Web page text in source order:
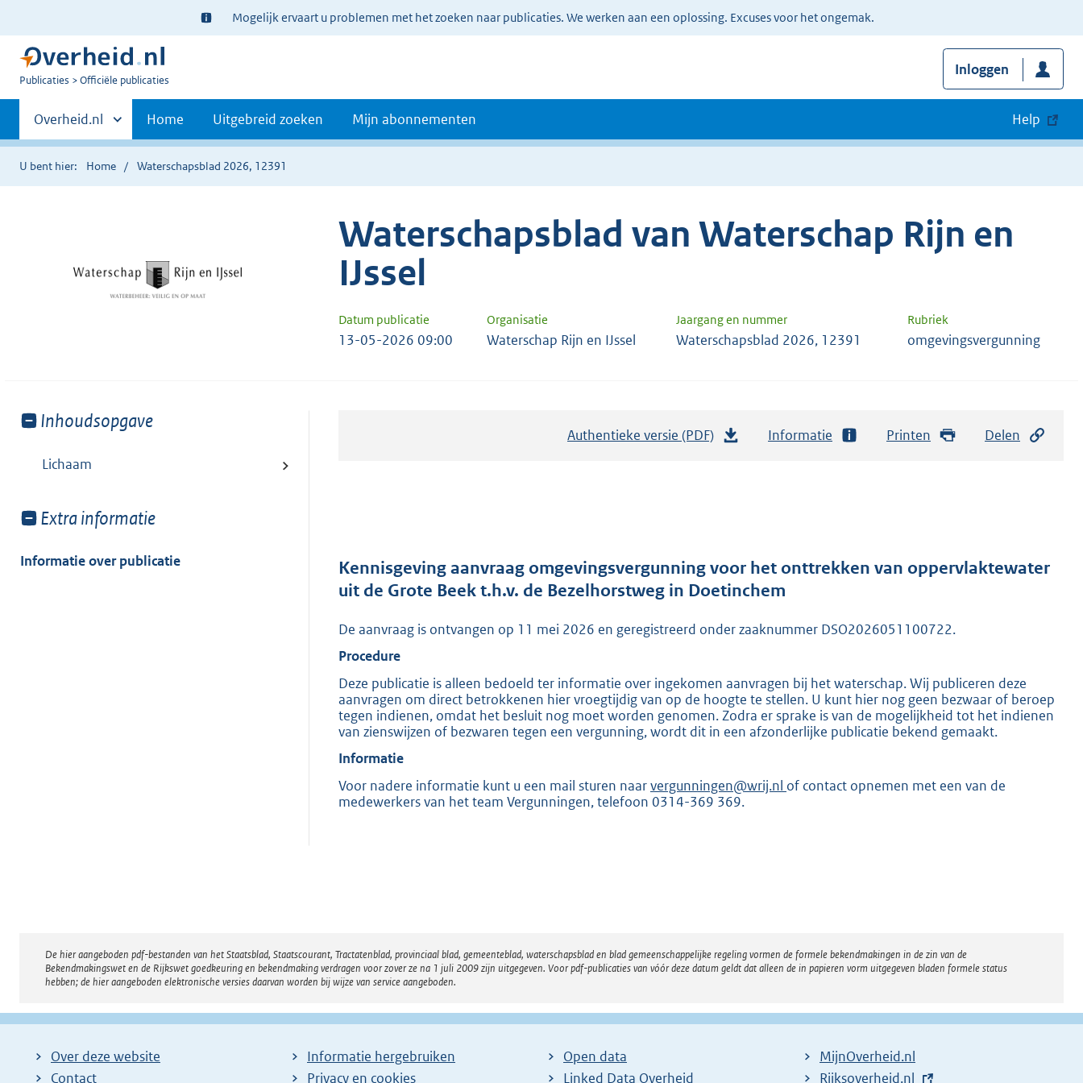
Ter
informatie:
Mogelijk ervaart u problemen met het zoeken naar publicaties. We werken aan een oplossing. Excuses voor het ongemak.
U
Publicaties Officiële publicaties
Inloggen
Primaire
navigatie
Andere
sites
binnen
Overheid.nl Home Uitgebreid zoeken Mijn abonnementen Help
U bent hier: Home Waterschapsblad 2026, 12391
Waterschapsblad van Waterschap Rijn en
IJssel
Datum publicatie Organisatie Jaargang en nummer Rubriek
13-05-2026 09:00 Waterschap Rijn en IJssel Waterschapsblad 2026, 12391 omgevingsvergunning
Toon
van:
Inhoudsopgave
Lichaam
Toon
van:
Extra informatie
Informatie over publicatie
Authentieke versie (PDF)
d
s
r
t
t
e
2
0
Informatie Printen Delen
Kennisgeving aanvraag omgevingsvergunning voor het onttrekken van oppervlaktewater
uit de Grote Beek t.h.v. de Bezelhorstweg in Doetinchem
De aanvraag is ontvangen op 11 mei 2026 en geregistreerd onder zaaknummer DSO2026051100722.
Procedure
Deze publicatie is alleen bedoeld ter informatie over ingekomen aanvragen bij het waterschap. Wij publiceren deze
aanvragen om direct betrokkenen hier vroegtijdig van op de hoogte te stellen. U kunt hier nog geen bezwaar of beroep
tegen indienen, omdat het besluit nog moet worden genomen. Zodra er sprake is van de mogelijkheid tot het indienen
van zienswijzen of bezwaren tegen een vergunning, wordt dit in een afzonderlijke publicatie bekend gemaakt.
Informatie
Voor nadere informatie kunt u een mail sturen naarvergunningen@wrij.nl of contact opnemen met een van de
medewerkers van het team Vergunningen, telefoon 0314-369 369.
Disclaimer
De hier aangeboden pdf-bestanden van het Staatsblad, Staatscourant, Tractatenblad, provinciaal blad, gemeenteblad, waterschapsblad en blad gemeenschappelijke regeling vormen de formele bekendmakingen in de zin van de
Bekendmakingswet en de Rijkswet goedkeuring en bekendmaking verdragen voor zover ze na 1 juli 2009 zijn uitgegeven. Voor pdf-publicaties van vóór deze datum geldt dat alleen de in papieren vorm uitgegeven bladen formele status
hebben; de hier aangeboden elektronische versies daarvan worden bij wijze van service aangeboden.
Over deze website
Contact
Informatie hergebruiken
Privacy en cookies
Open data
Linked Data Overheid
MijnOverheid.nl
E
Rijksoverheid.nl